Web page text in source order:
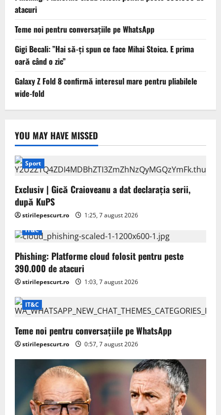
atacuri
Teme noi pentru conversațiile pe WhatsApp
Gigi Becali: ”Hai să-ți spun ce face Mihai Stoica. E prima
oară când o zic”
Galaxy Z Fold 8 confirmă interesul mare pentru pliabilele
wide-fold
YOU MAY HAVE MISSED
Sport
Exclusiv | Gică Craioveanu a dat declarația serii,
după KuPS
stirilepescurt.ro
1:25, 7 august 2026
IT&C
Phishing: Platforme cloud folosit pentru peste
390.000 de atacuri
stirilepescurt.ro 1:03, 7 august 2026
IT&C
Teme noi pentru conversațiile pe WhatsApp
stirilepescurt.ro 0:57, 7 august 2026